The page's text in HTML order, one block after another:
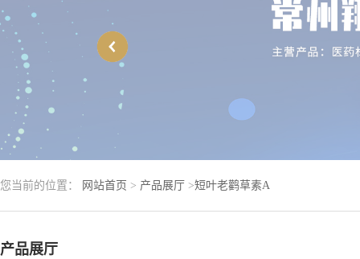
您当前的位置： 网站首页 > 产品展厅 >短叶老鹳草素A
产品展厅